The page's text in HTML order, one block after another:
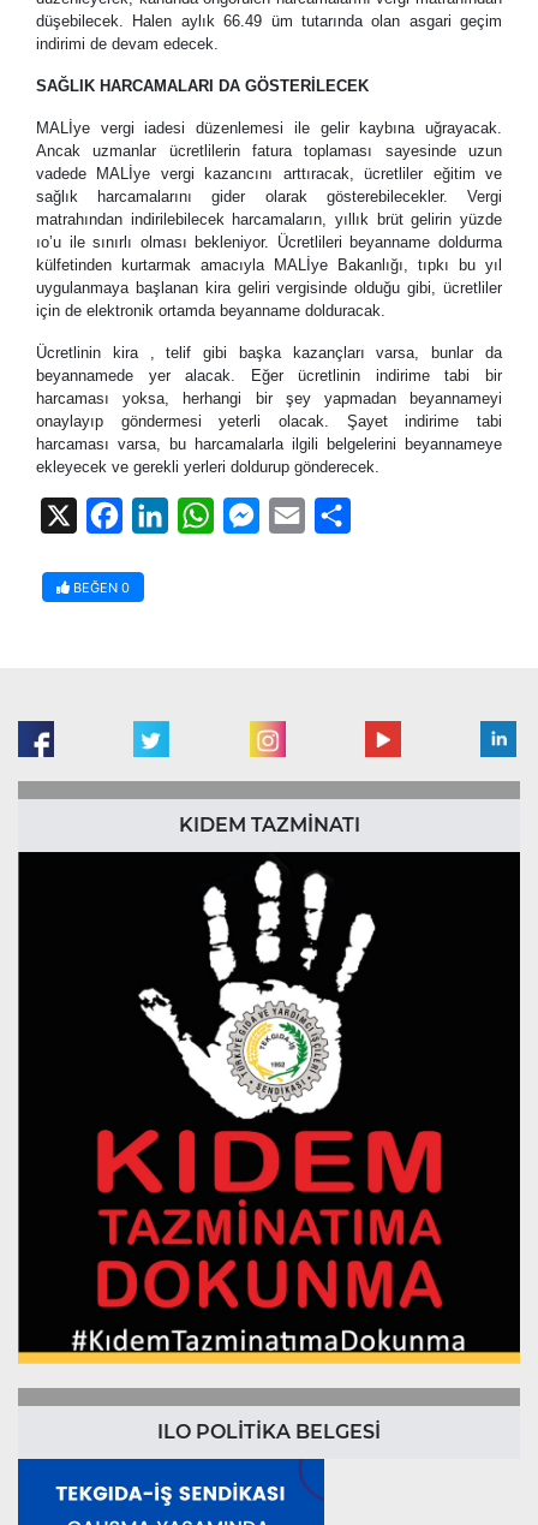
düşebilecek. Halen aylık 66.49 üm tutarında olan asgari geçim
indirimi de devam edecek.
SAĞLIK HARCAMALARI DA GÖSTERİLECEK
MALİye vergi iadesi düzenlemesi ile gelir kaybına uğrayacak.
Ancak uzmanlar ücretlilerin fatura toplaması sayesinde uzun
vadede MALİye vergi kazancını arttıracak, ücretliler eğitim ve
sağlık harcamalarını gider olarak gösterebilecekler. Vergi
matrahından indirilebilecek harcamaların, yıllık brüt gelirin yüzde
ıo’u ile sınırlı olması bekleniyor. Ücretlileri beyanname doldurma
külfetinden kurtarmak amacıyla MALİye Bakanlığı, tıpkı bu yıl
uygulanmaya başlanan kira geliri vergisinde olduğu gibi, ücretliler
için de elektronik ortamda beyanname dolduracak.
Ücretlinin kira , telif gibi başka kazançları varsa, bunlar da
beyannamede yer alacak. Eğer ücretlinin indirime tabi bir
harcaması yoksa, herhangi bir şey yapmadan beyannameyi
onaylayıp göndermesi yeterli olacak. Şayet indirime tabi
harcaması varsa, bu harcamalarla ilgili belgelerini beyannameye
ekleyecek ve gerekli yerleri doldurup gönderecek.
FacebookLinkedInWhatsAppMessenger
Email
BEĞEN 0
KIDEM TAZMİNATI
ILO POLİTİKA BELGESİ